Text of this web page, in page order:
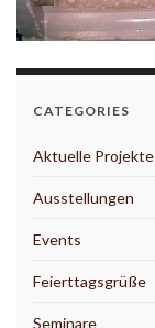
CATEGORIES
Aktuelle Projekte
Ausstellungen
Events
Feierttagsgrüße
Seminare